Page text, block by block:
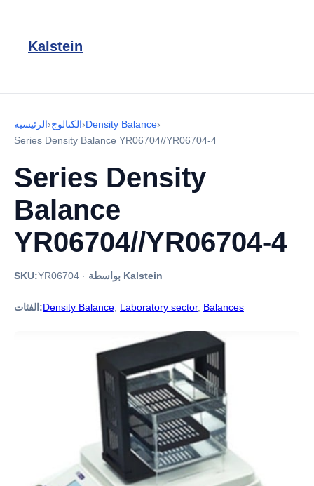
Kalstein
الرئيسية›الكتالوج›Density Balance›
Series Density Balance YR06704//YR06704-4
Series Density
Balance
YR06704//YR06704-4
SKU:YR06704 · بواسطة Kalstein
الفئات:Density Balance Laboratory sector, Balances